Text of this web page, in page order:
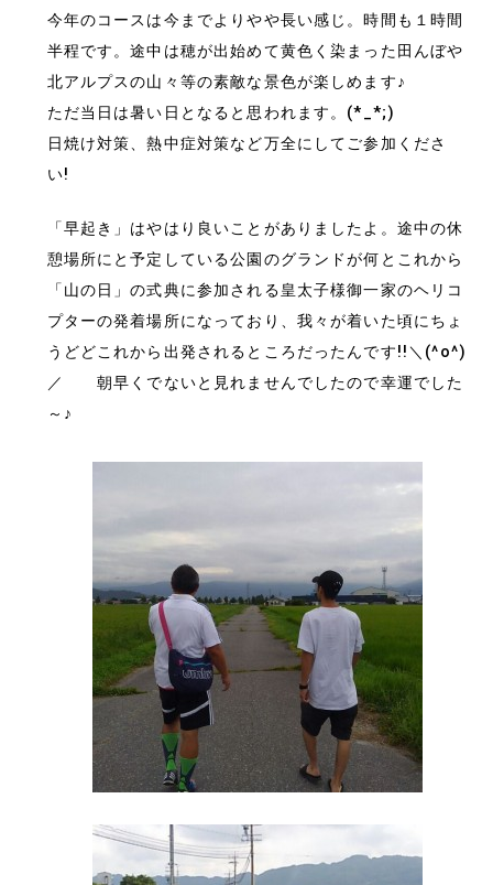
今年のコースは今までよりやや長い感じ。時間も１時間
半程です。途中は穂が出始めて黄色く染まった田んぼや
北アルプスの山々等の素敵な景色が楽しめます♪
ただ当日は暑い日となると思われます。(*_*;)
日焼け対策、熱中症対策など万全にしてご参加くださ
い!
「早起き」はやはり良いことがありましたよ。途中の休
憩場所にと予定している公園のグランドが何とこれから
「山の日」の式典に参加される皇太子様御一家のヘリコ
プターの発着場所になっており、我々が着いた頃にちょ
うどどこれから出発されるところだったんです!!＼(^o^)
／ 朝早くでないと見れませんでしたので幸運でした
～♪